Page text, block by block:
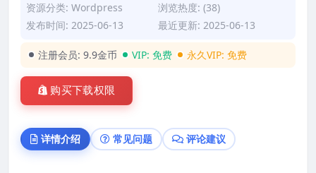
资源分类: Wordpress
浏览热度: (38)
发布时间: 2025-06-13
最近更新: 2025-06-13
注册会员: 9.9金币 VIP: 免费 永久VIP: 免费
购买下载权限
详情介绍 常见问题 评论建议